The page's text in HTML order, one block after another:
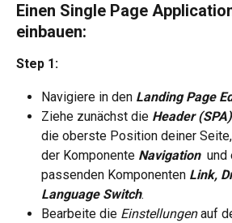
Einen Single Page
einbauen:
Step 1:
Navigiere in den Landing Page
Ziehe zunächst die Header
die oberste Position deiner
der Komponente Navigation und
passenden Komponenten Link,
Language Switch.
Bearbeite die Einstellungen auf